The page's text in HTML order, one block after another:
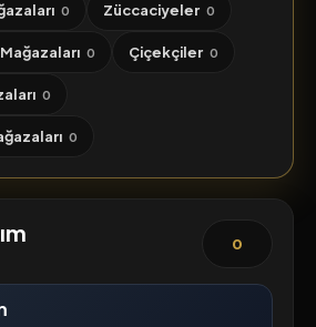
0 Züccaciyeler 0
0 Çiçekçiler 0
0
0
0